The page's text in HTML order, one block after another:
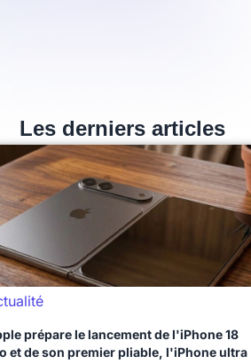
Les derniers articles
prépare le lancement de l'iPhone 18
et de son premier pliable, l'iPhone ultra